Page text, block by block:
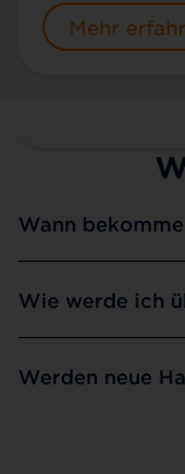
Mehr
Wann
Wie werde ich
Werden neue